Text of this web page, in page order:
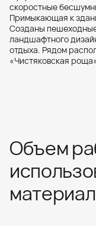
скоростные
Примыкающая к
Созданы
ландшафтного
отдыха. Рядом
«Чистяковская
Объем